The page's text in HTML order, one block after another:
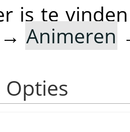
is te
→ Animeren
Opties